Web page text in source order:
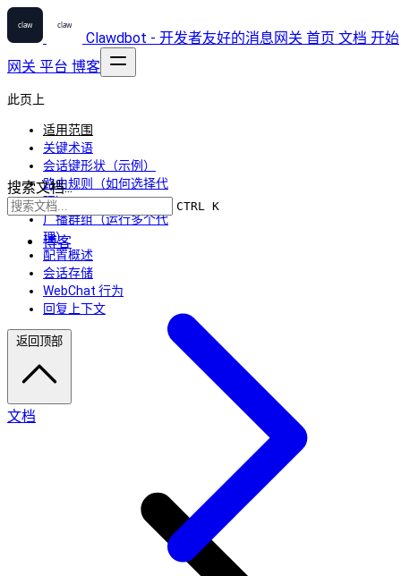
Clawdbot - 开发者友好的消息网关 首页 文档 开始
网关 平台 博客
搜索文档...
CTRL K
博客
此页上
适用范围
关键术语
会话键形状（示例）
路由规则（如何选择代
理）
广播群组（运行多个代
理）
配置概述
会话存储
WebChat 行为
回复上下文
返回顶部
文档